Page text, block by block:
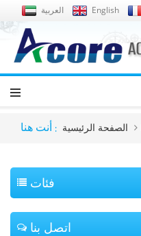
العربية English
أنت هنا : الصفحة الرئيسية
فئات
اتصل بنا